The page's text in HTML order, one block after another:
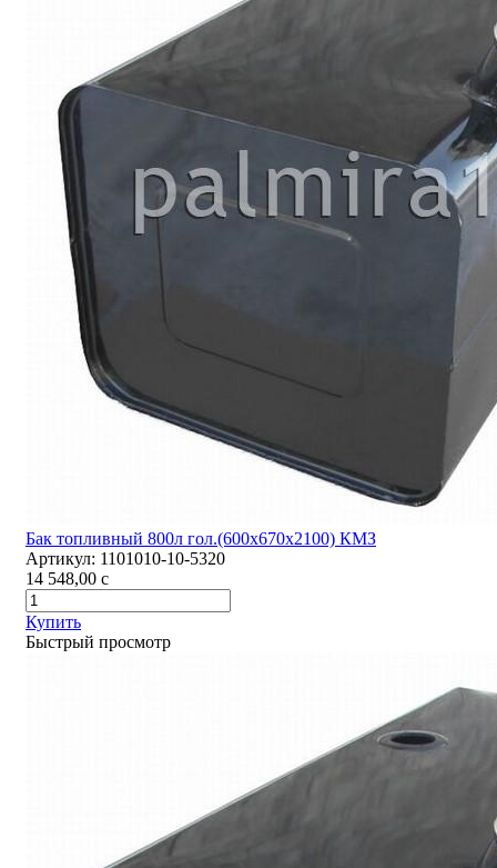
Бак топливный 800л гол.(600х670х2100) КМЗ
Артикул: 1101010-10-5320
14 548,00 c
Купить
Быстрый просмотр